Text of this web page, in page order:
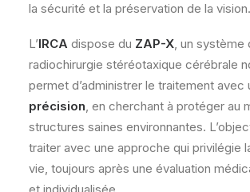
la sécurité et la préservation de la vision.
L’IRCA dispose du ZAP-X, un système
radiochirurgie stéréotaxique cérébrale
permet d’administrer le traitement avec
précision, en cherchant à protéger au
structures saines environnantes.
traiter avec une approche qui privilégie
vie, toujours après une évaluation